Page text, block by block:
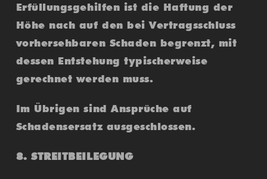
Erfüllungsgehilfen ist die Haftung der
Höhe nach auf den bei Vertragsschluss
vorhersehbaren Schaden begrenzt, mit
dessen Entstehung typischerweise
gerechnet werden muss.
Im Übrigen sind Ansprüche auf
Schadensersatz ausgeschlossen.
8. STREITBEILEGUNG